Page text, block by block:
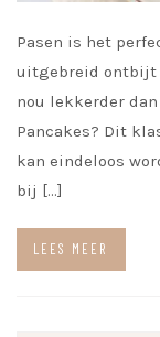
Pasen is het
uitgebreid ontbijt
nou lekkerder
Pancakes? Dit
kan eindeloos
bij […]
LEES MEER